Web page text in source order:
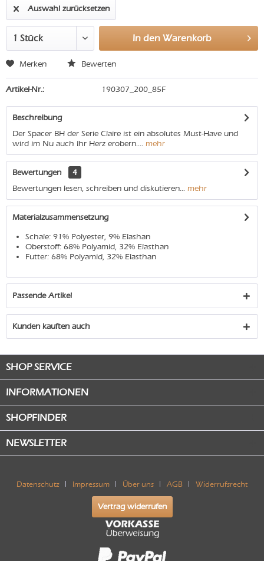
Auswahl zurücksetzen
In den Warenkorb
Merken Bewerten
Artikel-Nr.: 190307_200_85F
Beschreibung
Der Spacer BH der Serie Claire ist ein absolutes Must-Have und
wird im Nu auch Ihr Herz erobern.... mehr
Bewertungen
4
Bewertungen lesen, schreiben und diskutieren... mehr
Materialzusammensetzung
Schale: 91% Polyester, 9% Elashan
Oberstoff: 68% Polyamid, 32% Elasthan
Futter: 68% Polyamid, 32% Elasthan
Passende Artikel
Kunden kauften auch
SHOP SERVICE
INFORMATIONEN
SHOPFINDER
NEWSLETTER
Datenschutz Impressum Über uns AGB Widerrufsrecht
Vertrag widerrufen